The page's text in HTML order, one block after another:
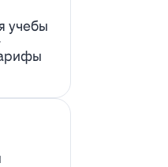
учебы